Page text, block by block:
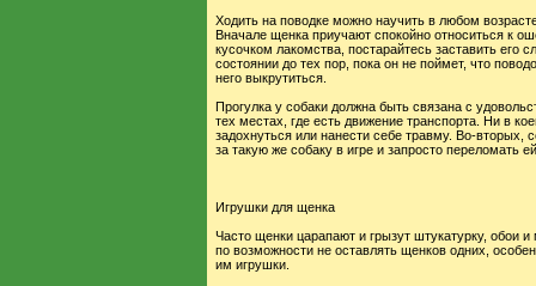
Ходить на поводке можно научить в любом
Вначале щенка приучают спокойно относиться к
кусочком лакомства, постарайтесь заставить его
состоянии до тех пор, пока он не поймет, что
него выкрутиться.
Прогулка у собаки должна быть связана с
тех местах, где есть движение транспорта. Ни в
задохнуться или нанести себе травму. Во-вторых,
за такую же собаку в игре и запросто переломать
Игрушки для щенка
Часто щенки царапают и грызут штукатурку, обои
по возможности не оставлять щенков одних,
им игрушки.